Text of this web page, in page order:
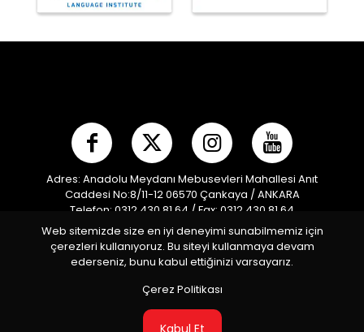
Adres: Anadolu Meydanı Mebusevleri Mahallesi Anıt
Caddesi No:8/11-12 06570 Çankaya / ANKARA
Telefon: 0312 430 81 64 / Fax: 0312 430 81 64
E-posta:info@mpf.org.tr/ Kep Adresi:
modernpentatlonfederasyonu@hs01.kep.tr
Türkiye Modern Pentatlon Federasyonu © 2026 Tüm
Hakları Saklıdır
Web sitemizde size en iyi deneyimi sunabilmemiz için
çerezleri kullanıyoruz. Bu siteyi kullanmaya devam
ederseniz, bunu kabul ettiğinizi varsayarız.
Çerez Politikası
Kabul Et